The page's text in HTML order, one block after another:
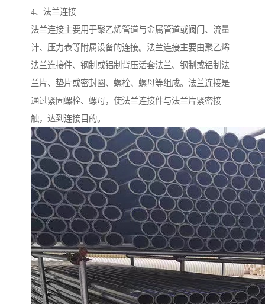
4、法兰连接
法兰连接主要用于聚乙烯管道与金属管道或阀门、流量
计、压力表等附属设备的连接。法兰连接主要由聚乙烯
法兰连接件、钢制或铝制背压活套法兰、钢制或铝制法
兰片、垫片或密封圈、螺栓、螺母等组成。法兰连接是
通过紧固螺栓、螺母，使法兰连接件与法兰片紧密接
触，达到连接目的。